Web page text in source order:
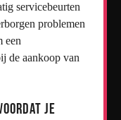
servicebeurten
problemen
een
de aankoop van
je